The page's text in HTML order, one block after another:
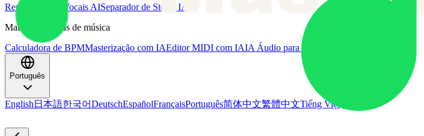
Removedor de Vocais AISeparador de Stems IA
Mais ferramentas de música
Calculadora de BPMMasterização com IAEditor MIDI com IAIA Áudio para MIDI
Português
English 日本語한국어DeutschEspañolFrançaisPortuguês简体中文繁體中文Tiếng Việt